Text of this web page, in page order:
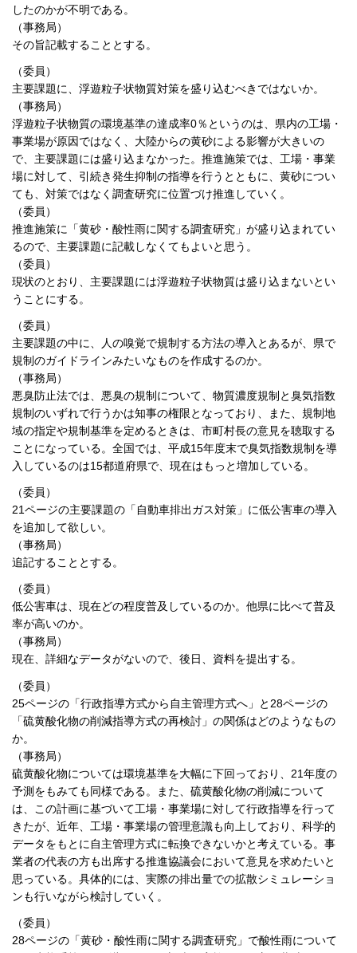
したのかが不明である。
（事務局）
その旨記載することとする。
（委員）
主要課題に、浮遊粒子状物質対策を盛り込むべきではないか。
（事務局）
浮遊粒子状物質の環境基準の達成率0％というのは、県内の工場・
事業場が原因ではなく、大陸からの黄砂による影響が大きいの
で、主要課題には盛り込まなかった。推進施策では、工場・事業
場に対して、引続き発生抑制の指導を行うとともに、黄砂につい
ても、対策ではなく調査研究に位置づけ推進していく。
（委員）
推進施策に「黄砂・酸性雨に関する調査研究」が盛り込まれてい
るので、主要課題に記載しなくてもよいと思う。
（委員）
現状のとおり、主要課題には浮遊粒子状物質は盛り込まないとい
うことにする。
（委員）
主要課題の中に、人の嗅覚で規制する方法の導入とあるが、県で
規制のガイドラインみたいなものを作成するのか。
（事務局）
悪臭防止法では、悪臭の規制について、物質濃度規制と臭気指数
規制のいずれで行うかは知事の権限となっており、また、規制地
域の指定や規制基準を定めるときは、市町村長の意見を聴取する
ことになっている。全国では、平成15年度末で臭気指数規制を導
入しているのは15都道府県で、現在はもっと増加している。
（委員）
21ページの主要課題の「自動車排出ガス対策」に低公害車の導入
を追加して欲しい。
（事務局）
追記することとする。
（委員）
低公害車は、現在どの程度普及しているのか。他県に比べて普及
率が高いのか。
（事務局）
現在、詳細なデータがないので、後日、資料を提出する。
（委員）
25ページの「行政指導方式から自主管理方式へ」と28ページの
「硫黄酸化物の削減指導方式の再検討」の関係はどのようなもの
か。
（事務局）
硫黄酸化物については環境基準を大幅に下回っており、21年度の
予測をもみても同様である。また、硫黄酸化物の削減について
は、この計画に基づいて工場・事業場に対して行政指導を行って
きたが、近年、工場・事業場の管理意識も向上しており、科学的
データをもとに自主管理方式に転換できないかと考えている。事
業者の代表の方も出席する推進協議会において意見を求めたいと
思っている。具体的には、実際の排出量での拡散シミュレーショ
ンも行いながら検討していく。
（委員）
28ページの「黄砂・酸性雨に関する調査研究」で酸性雨について